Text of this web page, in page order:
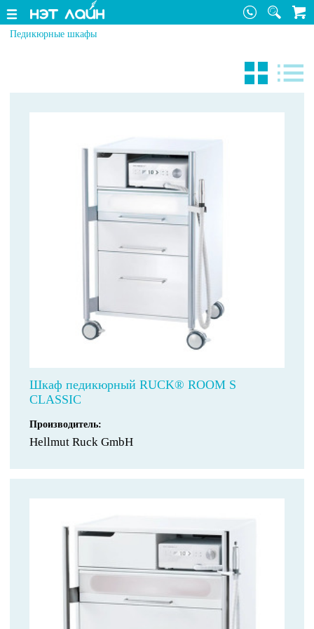
Педикюрные шкафы
Шкаф педикюрный RUCK® ROOM S
CLASSIC
Производитель:
Hellmut Ruck GmbH